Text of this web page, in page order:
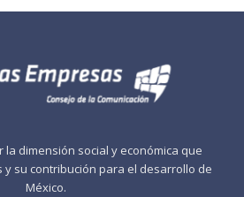
la dimensión social y económica que
y su contribución para el desarrollo de
México.